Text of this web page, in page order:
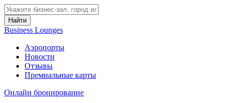
Найти
Business Lounges
Аэропорты
Новости
Отзывы
Премиальные карты
Онлайн бронирование